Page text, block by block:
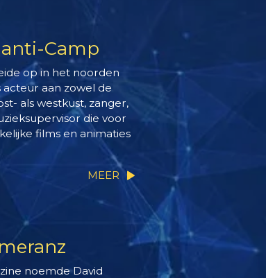
Camp
op in het noorden
acteur aan zowel de
als westkust, zanger,
die voor
films en animaties
MEER
noemde David